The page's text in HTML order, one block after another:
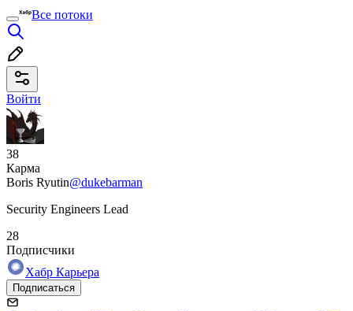
Все потоки
Войти
38
Карма
Boris Ryutin@dukebarman
Security Engineers Lead
28
Подписчики
Хабр Карьера
Подписаться